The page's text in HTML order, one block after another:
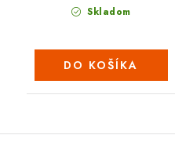
Skladom
DO KOŠÍKA